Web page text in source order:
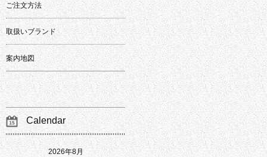
ご注文方法
取扱いブランド
案内地図
Calendar
2026年8月